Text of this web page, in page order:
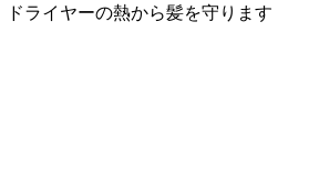
ライヤーの熱から髪を守ります